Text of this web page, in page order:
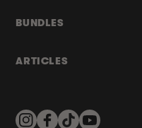
BUNDLES
ARTICLES
InstagramFacebookTikTokYouTube